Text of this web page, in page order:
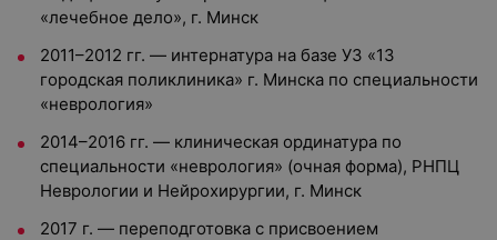
«лечебное дело», г. Минск
2011–2012 гг. — интернатура на базе УЗ «13
городская поликлиника» г. Минска по специальности
«неврология»
2014–2016 гг. — клиническая ординатура по
специальности «неврология» (очная форма), РНПЦ
Неврологии и Нейрохирургии, г. Минск
2017 г. — переподготовка с присвоением